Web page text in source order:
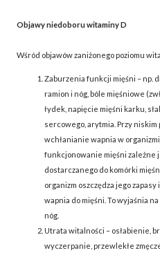
Objawy niedoboru witaminy D
Wśród objawów zaniżonego poziomu
Zaburzenia funkcji mięśni – np.
ramion i nóg, bóle mięśniowe
łydek, napięcie mięśni karku,
sercowego, arytmia. Przy
wchłanianie wapnia w
funkcjonowanie mięśni zależne
dostarczanego do komórki
organizm oszczędza jego
wapnia do mięśni. To wyjaśnia
nóg.
Utrata witalności – osłabienie,
wyczerpanie, przewlekłe